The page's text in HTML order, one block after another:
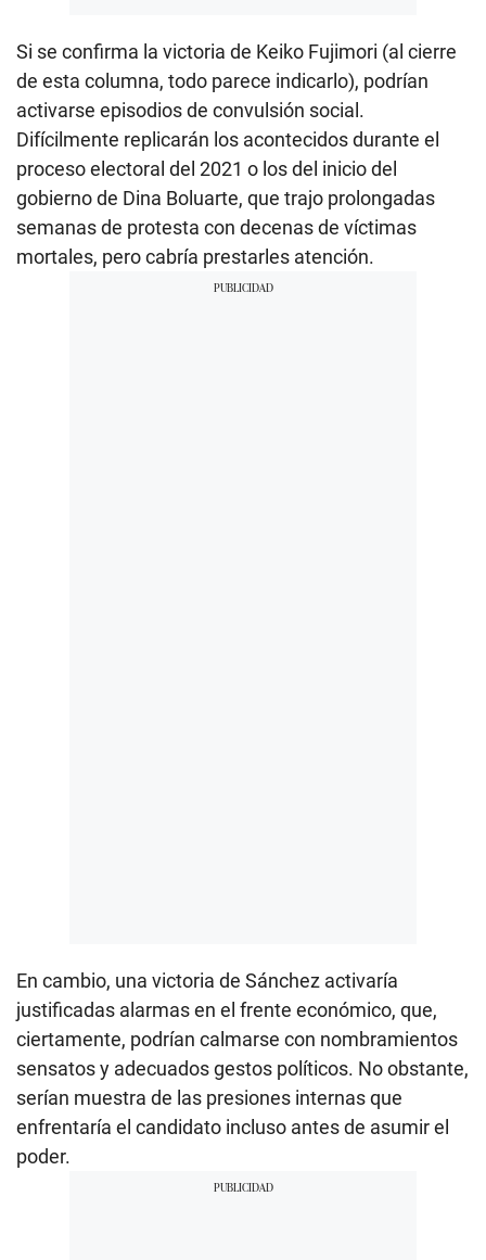
Si se confirma la victoria de Keiko Fujimori (al cierre
de esta columna, todo parece indicarlo), podrían
activarse episodios de convulsión social.
Difícilmente replicarán los acontecidos durante el
proceso electoral del 2021 o los del inicio del
gobierno de Dina Boluarte, que trajo prolongadas
semanas de protesta con decenas de víctimas
mortales, pero cabría prestarles atención.
En cambio, una victoria de Sánchez activaría
justificadas alarmas en el frente económico, que,
ciertamente, podrían calmarse con nombramientos
sensatos y adecuados gestos políticos. No obstante,
serían muestra de las presiones internas que
enfrentaría el candidato incluso antes de asumir el
poder.